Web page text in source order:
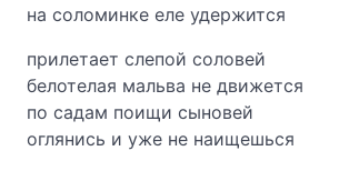
на соломинке еле удержится
прилетает слепой соловей
белотелая мальва не движется
по садам поищи сыновей
оглянись и уже не наищешься